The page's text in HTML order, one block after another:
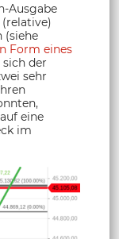
Ausgabe
(siehe
Form eines
sich der
sehr
eine
im